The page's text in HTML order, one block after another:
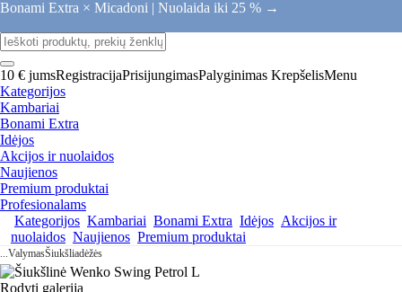
Bonami Extra × Micadoni | Nuolaida iki 25 % →
10 € jumsRegistracijaPrisijungimasPalyginimas KrepšelisMenu
Kategorijos
Kambariai
Bonami Extra
Idėjos
Akcijos ir nuolaidos
Naujienos
Premium produktai
Profesionalams
Kategorijos Kambariai Bonami Extra Idėjos Akcijos ir
nuolaidos Naujienos Premium produktai
...ValymasŠiukšliadėžės
Rodyti galeriją